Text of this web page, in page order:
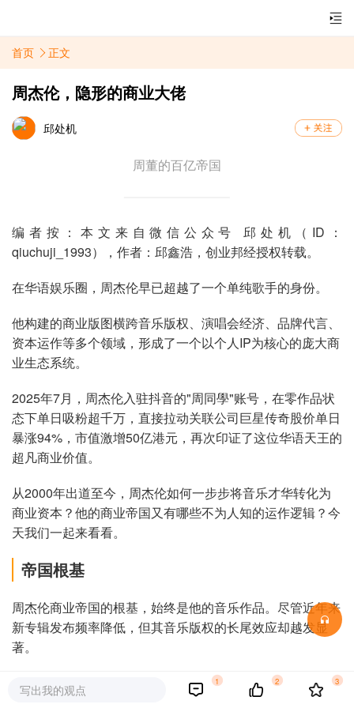
首页 正文
周杰伦，隐形的商业大佬
邱处机
周董的百亿帝国
编者按：本文来自微信公众号 邱处机（ID：
qiuchuji_1993），作者：邱鑫浩，创业邦经授权转载。
在华语娱乐圈，周杰伦早已超越了一个单纯歌手的身份。
他构建的商业版图横跨音乐版权、演唱会经济、品牌代言、
资本运作等多个领域，形成了一个以个人IP为核心的庞大商
业生态系统。
2025年7月，周杰伦入驻抖音的"周同學"账号，在零作品状
态下单日吸粉超千万，直接拉动关联公司巨星传奇股价单日
暴涨94%，市值激增50亿港元，再次印证了这位华语天王的
超凡商业价值。
从2000年出道至今，周杰伦如何一步步将音乐才华转化为
商业资本？他的商业帝国又有哪些不为人知的运作逻辑？今
天我们一起来看看。
帝国根基
周杰伦商业帝国的根基，始终是他的音乐作品。尽管近年来
新专辑发布频率降低，但其音乐版权的长尾效应却越发显
著。
自2007年合约期满后，周杰伦离开老东家“阿尔法唱片”，创
立“杰威尔音乐”，同时也带走了价值上亿的音乐版权。通过
写出我的观点
1 2 3